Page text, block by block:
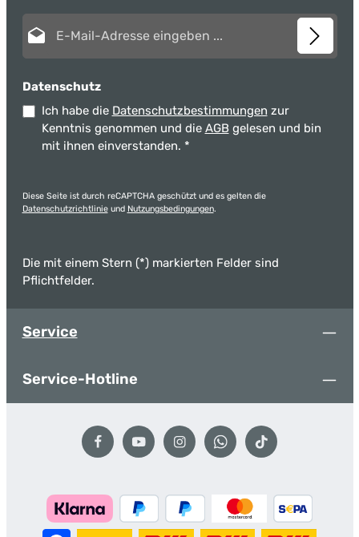
Datenschutz
Ich habe die Datenschutzbestimmungen zur
Kenntnis genommen und die AGB gelesen und bin
mit ihnen einverstanden. *
Diese Seite ist durch reCAPTCHA geschützt und es gelten die
Datenschutzrichtlinieund Nutzungsbedingungen.
Die mit einem Stern (*) markierten Felder sind
Pflichtfelder.
Service
Service-Hotline